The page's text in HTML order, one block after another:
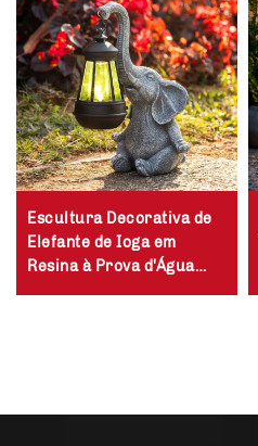
Escultura Decorativa de
Elefante de Ioga em
Resina à Prova d'Água
para Jardim ao Ar Livre,